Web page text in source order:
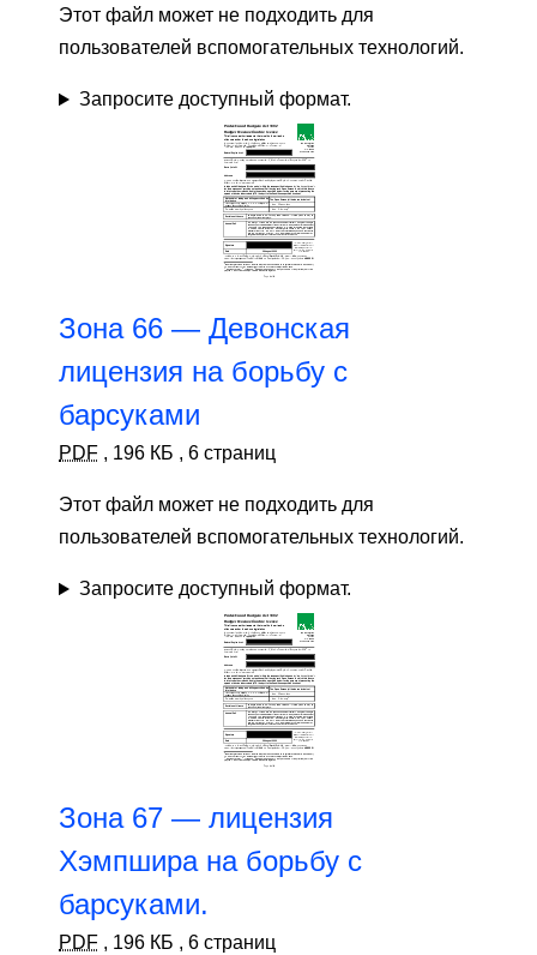
Этот файл может не подходить для
пользователей вспомогательных технологий.
Запросите доступный формат.
Зона 66 — Девонская
лицензия на борьбу с
барсуками
PDF , 196 КБ , 6 страниц
Этот файл может не подходить для
пользователей вспомогательных технологий.
Запросите доступный формат.
Зона 67 — лицензия
Хэмпшира на борьбу с
барсуками.
PDF , 196 КБ , 6 страниц